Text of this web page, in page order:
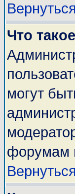
Что
могут
форумам